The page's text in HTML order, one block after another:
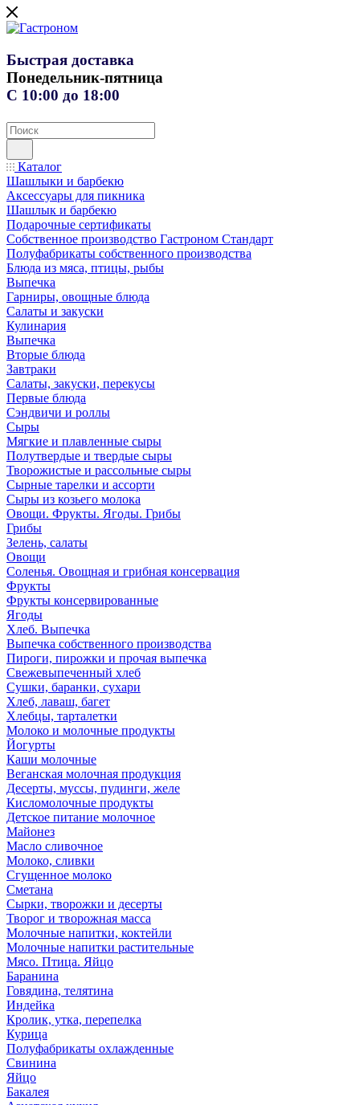
Быстрая доставка
Понедельник-пятница
С 10:00 до 18:00
Каталог
Шашлыки и барбекю
Аксессуары для пикника
Шашлык и барбекю
Подарочные сертификаты
Собственное производство Гастроном Стандарт
Полуфабрикаты собственного производства
Блюда из мяса, птицы, рыбы
Выпечка
Гарниры, овощные блюда
Салаты и закуски
Кулинария
Выпечка
Вторые блюда
Завтраки
Салаты, закуски, перекусы
Первые блюда
Сэндвичи и роллы
Сыры
Мягкие и плавленные сыры
Полутвердые и твердые сыры
Творожистые и рассольные сыры
Сырные тарелки и ассорти
Сыры из козьего молока
Овощи. Фрукты. Ягоды. Грибы
Грибы
Зелень, салаты
Овощи
Соленья. Овощная и грибная консервация
Фрукты
Фрукты консервированные
Ягоды
Хлеб. Выпечка
Выпечка собственного производства
Пироги, пирожки и прочая выпечка
Свежевыпеченный хлеб
Сушки, баранки, сухари
Хлеб, лаваш, багет
Хлебцы, тарталетки
Молоко и молочные продукты
Йогурты
Каши молочные
Веганская молочная продукция
Десерты, муссы, пудинги, желе
Кисломолочные продукты
Детское питание молочное
Майонез
Масло сливочное
Молоко, сливки
Сгущенное молоко
Сметана
Сырки, творожки и десерты
Творог и творожная масса
Молочные напитки, коктейли
Молочные напитки растительные
Мясо. Птица. Яйцо
Баранина
Говядина, телятина
Индейка
Кролик, утка, перепелка
Курица
Полуфабрикаты охлажденные
Свинина
Яйцо
Бакалея